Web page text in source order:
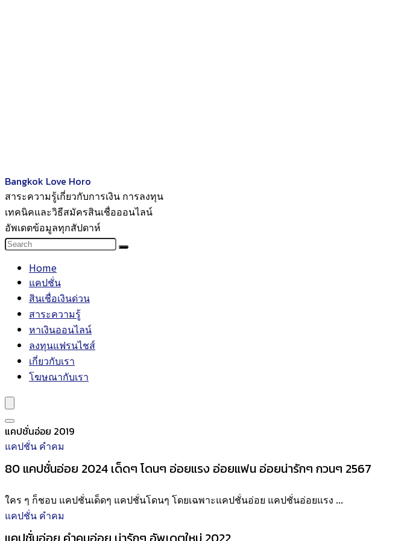
Bangkok Love Horo
สาระความรู้เกี่ยวกับการเงิน การลงทุน
เทคนิคและวิธีสมัครสินเชื่อออนไลน์
อัพเดตข้อมูลทุกสัปดาห์
Home
แคปชั่น
สินเชื่อเงินด่วน
สาระความรู้
หาเงินออนไลน์
ลงทุนแฟรนไชส์
เกี่ยวกับเรา
โฆษณากับเรา
แคปชั่นอ่อย 2019
แคปชั่น คำคม
80 แคปชั่นอ่อย 2024 เด็ดๆ โดนๆ อ่อยแรง อ่อยแฟน อ่อยน่ารักๆ กวนๆ 2567
ใคร ๆ ก็ชอบ แคปชั่นเด็ดๆ แคปชั่นโดนๆ โดยเฉพาะแคปชั่นอ่อย แคปชั่นอ่อยแรง ...
แคปชั่น คำคม